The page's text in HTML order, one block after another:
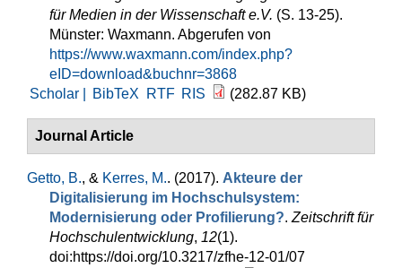
für Medien in der Wissenschaft e.V. (S. 13-25).
Münster: Waxmann. Abgerufen von
https://www.waxmann.com/index.php?
eID=download&buchnr=3868
Scholar |
BibTeX RTF RIS (282.87 KB)
Journal Article
Getto, B., & Kerres, M.. (2017). Akteure der
Digitalisierung im Hochschulsystem:
Modernisierung oder Profilierung?. Zeitschrift für
Hochschulentwicklung, 12(1).
doi:https://doi.org/10.3217/zfhe-12-01/07